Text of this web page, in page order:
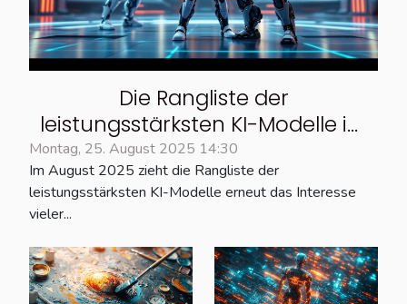
Die Rangliste der
leistungsstärksten KI-Modelle im
August 2025
Montag, 25. August 2025 14:30
Im August 2025 zieht die Rangliste der
leistungsstärksten KI-Modelle erneut das Interesse
vieler...